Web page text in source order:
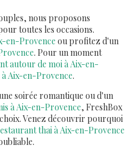
nous proposons
toutes les occasions.
en-Provence ou profitez d'un
. Pour un moment
autour de moi à Aix-en-
Aix-en-Provence.
soirée romantique ou d'un
à Aix-en-Provence, FreshBox
Venez découvrir pourquoi
thai à Aix-en-Provence